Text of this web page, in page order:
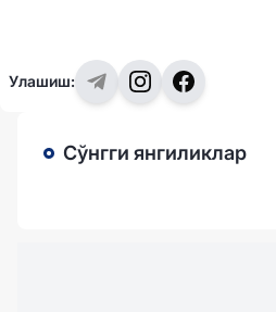
Улашиш:
Сўнгги янгиликлар